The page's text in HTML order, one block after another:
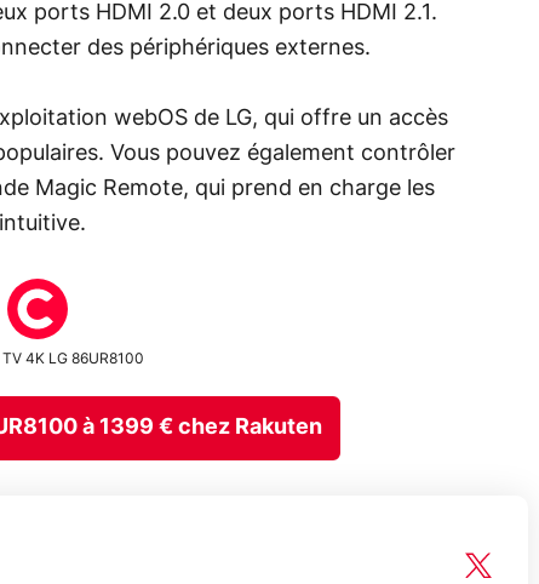
ports HDMI 2.0 et deux ports HDMI 2.1.
des périphériques externes.
webOS de LG, qui offre un accès
Vous pouvez également contrôler
Magic Remote, qui prend en charge les
4K LG 86UR8100
à 1399 € chez Rakuten